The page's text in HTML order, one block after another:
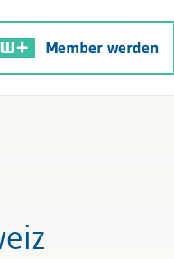
Member werden